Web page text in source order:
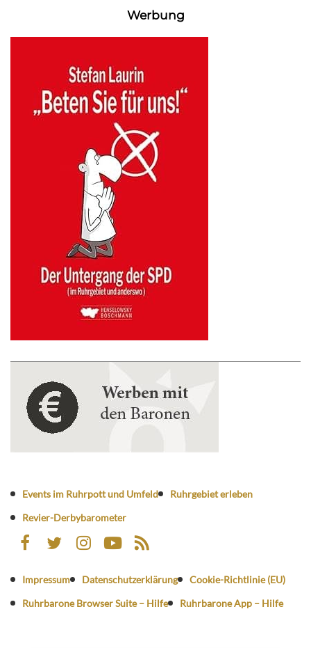
Werbung
Events im Ruhrpott und Umfeld
Ruhrgebiet erleben
Revier-Derbybarometer
Impressum Datenschutzerklärung
Cookie-Richtlinie (EU)
Ruhrbarone Browser Suite – Hilfe
Ruhrbarone App – Hilfe